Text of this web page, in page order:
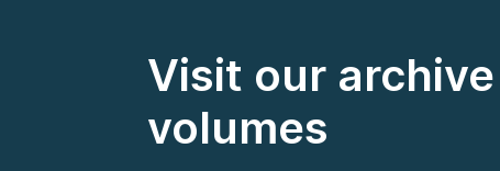
Visit our
volumes